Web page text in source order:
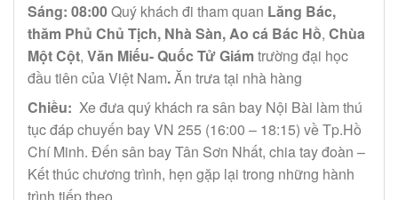
Sáng: 08:00Quý khách đi tham quan Lăng Bác,
thăm Phủ Chủ Tịch, Nhà Sàn, Ao cá Bác Hồ, Chùa
Một Cột, Văn Miếu- Quốc Tử Giámtrường đại học
đầu tiên của Việt Nam.Ăn trưa tại nhà hàng
Chiều: Xe đưa quý khách ra sân bay Nội Bài làm thú
tục đáp chuyến bay VN 255 (16:00 – 18:15) về Tp.Hồ
Chí Minh. Đến sân bay Tân Sơn Nhất, chia tay đoàn –
Kết thúc chương trình, hẹn gặp lại trong những hành